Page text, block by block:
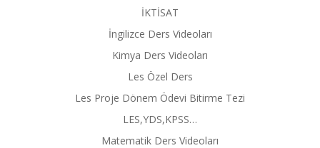
İKTİSAT
İngilizce Ders Videoları
Kimya Ders Videoları
Les Özel Ders
Les Proje Dönem Ödevi Bitirme Tezi
LES,YDS,KPSS…
Matematik Ders Videoları